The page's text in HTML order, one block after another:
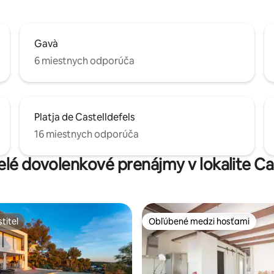
Gavà
6 miestnych odporúča
Platja de Castelldefels
16 miestnych odporúča
dovolenkové prenájmy v lokalite
Obľúbené medzi hosťami
Obľúbené medzi hosťami